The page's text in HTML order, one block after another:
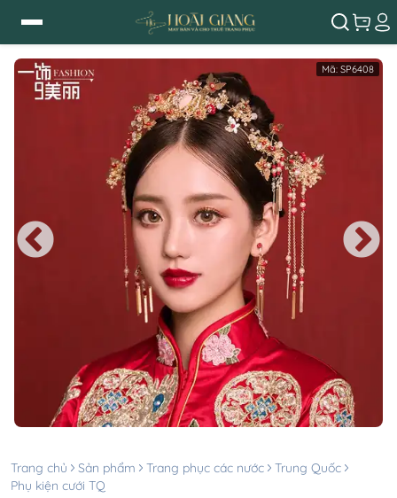
Mã: SP6408
Trang chủ Sản phẩm Trang phục các nước
Trung Quốc
Phụ kiện cưới TQ